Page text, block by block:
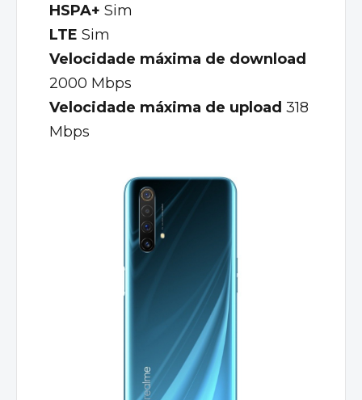
HSPA+ Sim
LTE Sim
Velocidade máxima de download
2000 Mbps
Velocidade máxima de upload 318
Mbps